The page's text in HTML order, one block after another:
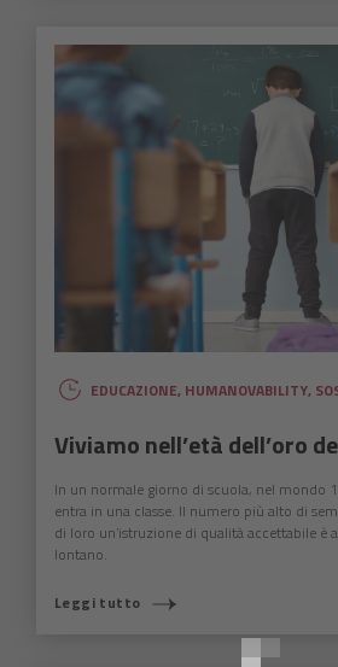
EDUCAZIONE, HUMANOVABILITY,
Viviamo nell’età dell’oro
In un normale giorno di scuola, nel mondo
entra in una classe. Il numero più alto di
di loro un’istruzione di qualità accettabile è
lontano.
Leggi tuttoCOSA STAI